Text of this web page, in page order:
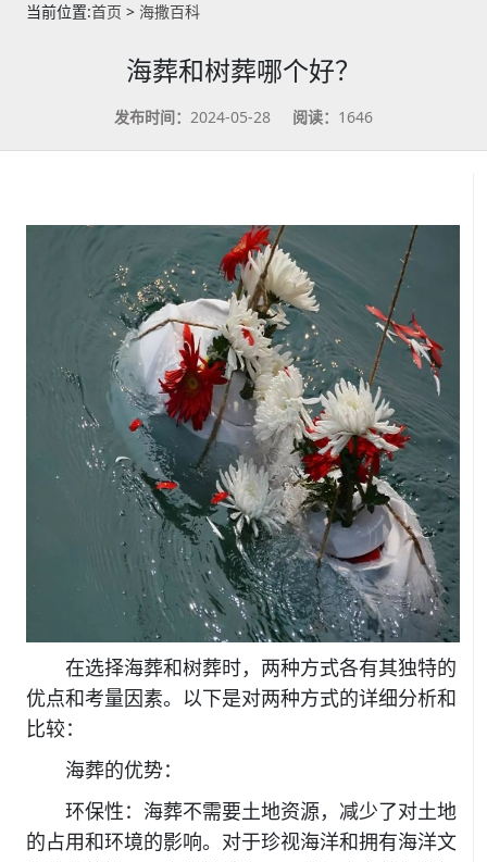
当前位置:首页 > 海撒百科
海葬和树葬哪个好？
发布时间： 2024-05-28 阅读： 1646
在选择海葬和树葬时，两种方式各有其独特的
优点和考量因素。以下是对两种方式的详细分析和
比较：
海葬的优势：
环保性：海葬不需要土地资源，减少了对土地
的占用和环境的影响。对于珍视海洋和拥有海洋文